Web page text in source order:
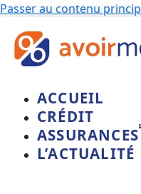
Passer au contenu
ACCUEIL
CRÉDIT
ASSURANCES
L’ACTUALITÉ